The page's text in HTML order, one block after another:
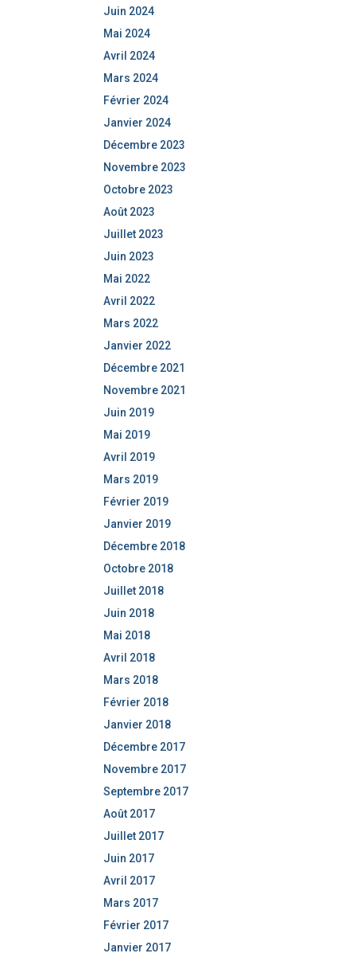
Juin 2024
Mai 2024
Avril 2024
Mars 2024
Février 2024
Janvier 2024
Décembre 2023
Novembre 2023
Octobre 2023
Août 2023
Juillet 2023
Juin 2023
Mai 2022
Avril 2022
Mars 2022
Janvier 2022
Décembre 2021
Novembre 2021
Juin 2019
Mai 2019
Avril 2019
Mars 2019
Février 2019
Janvier 2019
Décembre 2018
Octobre 2018
Juillet 2018
Juin 2018
Mai 2018
Avril 2018
Mars 2018
Février 2018
Janvier 2018
Décembre 2017
Novembre 2017
Septembre 2017
Août 2017
Juillet 2017
Juin 2017
Avril 2017
Mars 2017
Février 2017
Janvier 2017